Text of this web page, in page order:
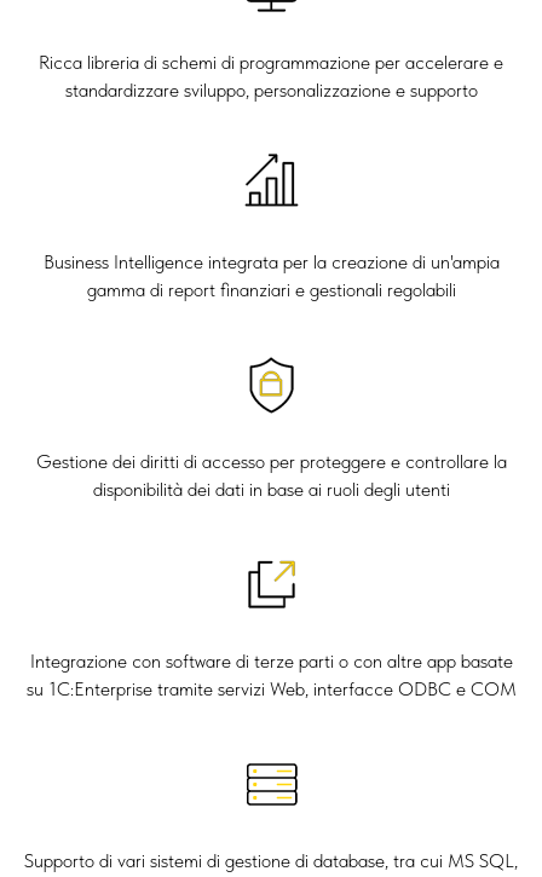
Ricca libreria di schemi di programmazione per accelerare e
standardizzare sviluppo, personalizzazione e supporto
Business Intelligence integrata per la creazione di un'ampia
gamma di report finanziari e gestionali regolabili
Gestione dei diritti di accesso per proteggere e controllare la
disponibilità dei dati in base ai ruoli degli utenti
Integrazione con software di terze parti o con altre app basate
su 1C:Enterprise tramite servizi Web, interfacce ODBC e COM
Supporto di vari sistemi di gestione di database, tra cui MS SQL,